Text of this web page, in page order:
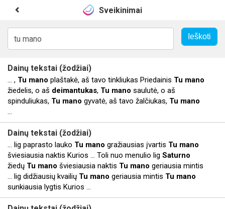
Sveikinimai
Dainų tekstai (žodžiai)
... , Tu mano plaštakė, aš tavo tinkliukas Priedainis Tu mano
žiedelis, o aš deimantukas, Tu mano saulutė, o aš
spinduliukas, Tu mano gyvatė, aš tavo žalčiukas, Tu mano
...
Dainų tekstai (žodžiai)
... lig paprasto lauko Tu mano gražiausias įvartis Tu mano
šviesiausia naktis Kurios ... Toli nuo menulio lig Saturno
žiedų Tu mano šviesiausia naktis Tu mano geriausia mintis
... lig didžiausių kvailių Tu mano geriausia mintis Tu mano
sunkiausia lygtis Kurios ...